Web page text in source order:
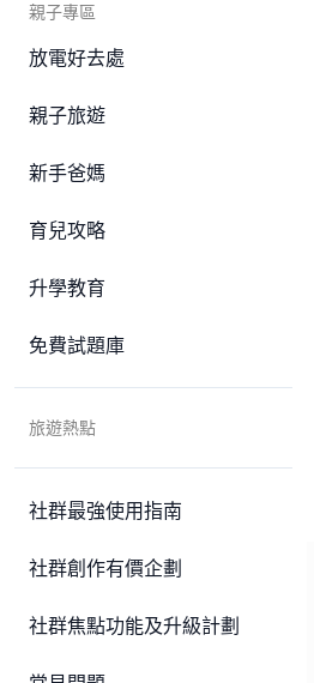
親子專區
放電好去處
親子旅遊
新手爸媽
育兒攻略
升學教育
免費試題庫
旅遊熱點
社群最強使用指南
社群創作有價企劃
社群焦點功能及升級計劃